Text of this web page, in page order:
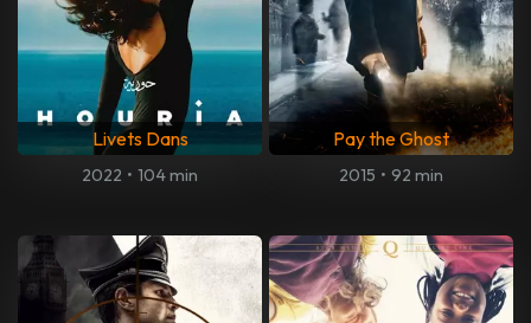
Livets Dans
2022 • 104 min
Pay the Ghost
2015 • 92 min